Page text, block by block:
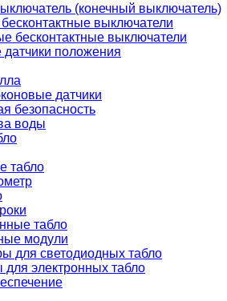
(конечный выключатель)
выключатели
бесконтактные выключатели
датчики положения
датчики
безопасность
воды
табло
табло
модули
для светодиодных табло
для электронных табло